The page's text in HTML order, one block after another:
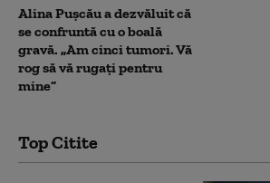
Alina Pușcău a dezvăluit că
se confruntă cu o boală
gravă. „Am cinci tumori. Vă
rog să vă rugați pentru
mine”
Top Citite